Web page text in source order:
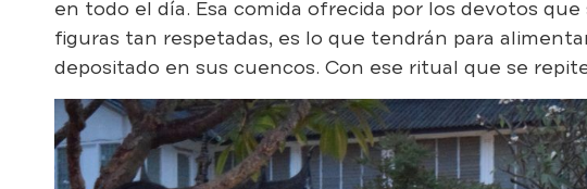
en todo el día. Esa comida ofrecida por los devotos que
figuras tan respetadas, es lo que tendrán para
depositado en sus cuencos. Con ese ritual que se